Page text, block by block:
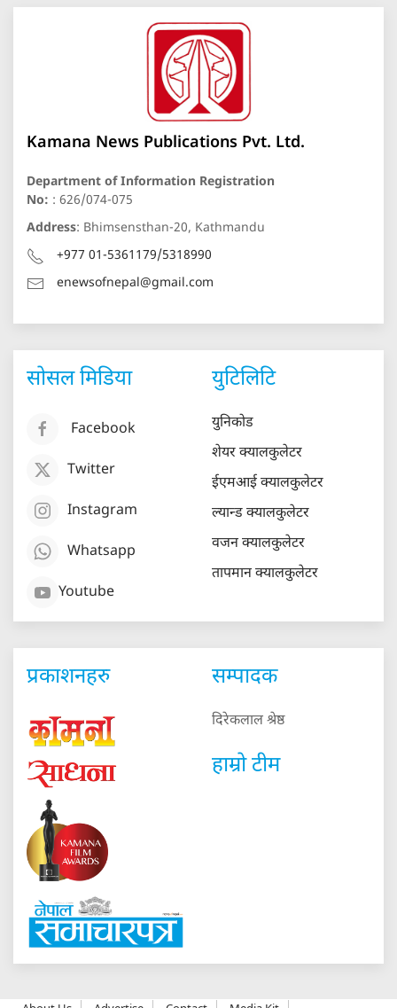
Kamana News Publications Pvt. Ltd.
Department of Information Registration
No: : 626/074-075
Address: Bhimsensthan-20, Kathmandu
+977 01-5361179/5318990
enewsofnepal@gmail.com
सोसल मिडिया
Facebook
Twitter
Instagram
Whatsapp
Youtube
युटिलिटि
युनिकोड
शेयर क्यालकुलेटर
ईएमआई क्यालकुलेटर
ल्यान्ड क्यालकुलेटर
वजन क्यालकुलेटर
तापमान क्यालकुलेटर
प्रकाशनहरु सम्पादक
दिरेकलाल श्रेष्ठ
हाम्रो टीम